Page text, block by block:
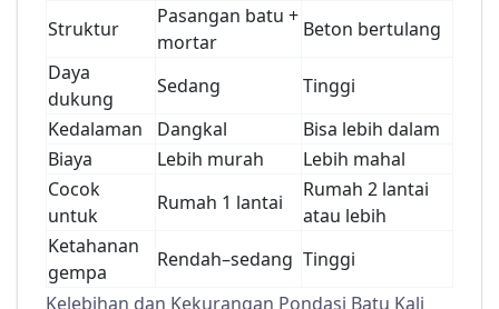
Struktur
Pasangan batu +
mortar
Beton bertulang
Daya
dukung
Sedang
Tinggi
Kedalaman
Dangkal
Bisa lebih dalam
Biaya
Lebih murah
Lebih mahal
Cocok
untuk
Rumah 1 lantai
Rumah 2 lantai
atau lebih
Ketahanan
gempa
Rendah–sedang Tinggi
Kelebihan dan Kekurangan Pondasi Batu Kali